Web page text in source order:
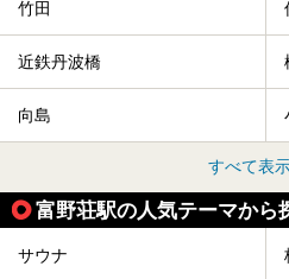
竹田
近鉄丹波橋
向島
すべて表
富野荘駅の人気テーマから
サウナ